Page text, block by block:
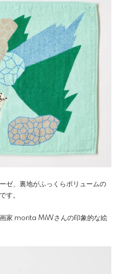
ゼ、裏地がふっくらボリュームの
す。
家 morita MiWさんの印象的な絵